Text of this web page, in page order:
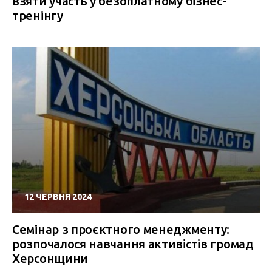
тренінгу
12 ЧЕРВНЯ 2024
Семінар з проєктного менеджменту:
розпочалося навчання активістів громад
Херсонщини